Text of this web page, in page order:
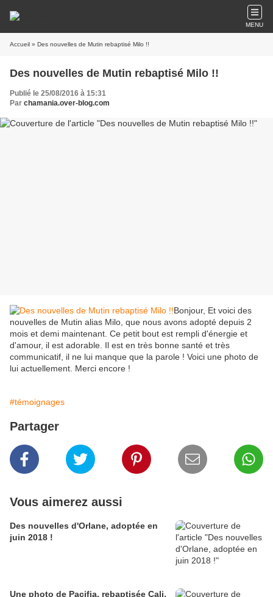
MENU
Accueil » Des nouvelles de Mutin rebaptisé Milo !!
Des nouvelles de Mutin rebaptisé Milo !!
Publié le 25/08/2016 à 15:31
Par chamania.over-blog.com
Bonjour, Et voici des
nouvelles de Mutin alias Milo, que nous avons adopté depuis 2
mois et demi maintenant. Ce petit bout est rempli d'énergie et
d'amour, il est adorable. Il est en très bonne santé et très
communicatif, il ne lui manque que la parole ! Voici une photo de
lui actuellement. Merci encore !
#témoignages
Partager
Vous aimerez aussi
Des nouvelles d'Orlane, adoptée en
juin 2018 !
Une photo de Pacifia, rebaptisée Cali,